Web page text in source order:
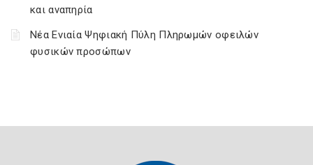
και αναπηρία
Νέα Ενιαία Ψηφιακή Πύλη Πληρωμών οφειλών
φυσικών προσώπων